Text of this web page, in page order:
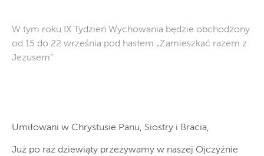
W tym roku IX Tydzień Wychowania będzie obchodzony
od 15 do 22 września pod hasłem „Zamieszkać razem z
Jezusem”
Umiłowani w Chrystusie Panu, Siostry i Bracia,
Już po raz dziewiąty przeżywamy w naszej Ojczyźnie